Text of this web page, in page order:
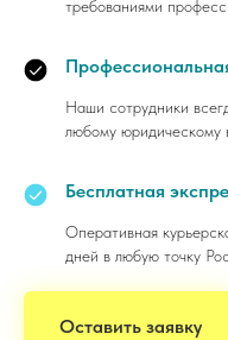
требованиями
Наши сотрудники
любому юридическому
Бесплатная
Оперативная
дней в любую точку
Оставить заявку